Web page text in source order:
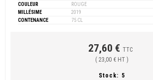
COULEUR
ROUGE
MILLÉSIME
2019
CONTENANCE
75 CL
27,60 € TTC
( 23,00 € HT )
Stock: 5